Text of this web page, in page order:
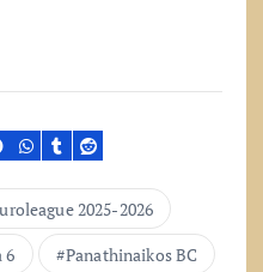
2025-2026
6
Panathinaikos BC